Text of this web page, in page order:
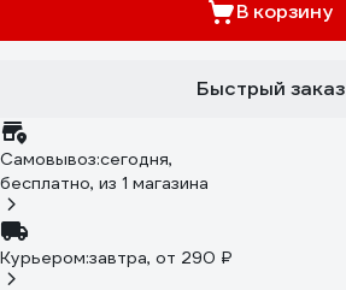
В корзину
Быстрый заказ
Самовывоз:сегодня,
бесплатно, из 1 магазина
Курьером:завтра, от 290 ₽